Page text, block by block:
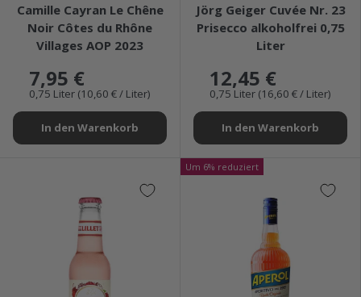
Camille Cayran Le Chêne
Noir Côtes du Rhône
Villages AOP 2023
7,95 €
0,75 Liter (10,60 € / Liter)
In den Warenkorb
Jörg Geiger Cuvée Nr. 23
Prisecco alkoholfrei 0,75
Liter
12,45 €
0,75 Liter (16,60 € / Liter)
In den Warenkorb
Um 6% reduziert